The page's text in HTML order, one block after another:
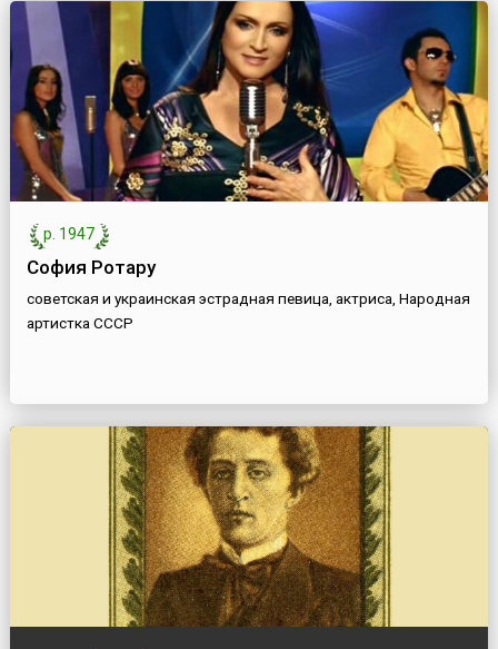
р. 1947
София Ротару
советская и украинская эстрадная певица, актриса, Народная
артистка СССР